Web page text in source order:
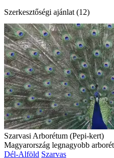
Szerkesztőségi ajánlat (12)
Szarvasi Arborétum (Pepi-kert)
Magyarország legnagyobb
Dél-Alföld Szarvas